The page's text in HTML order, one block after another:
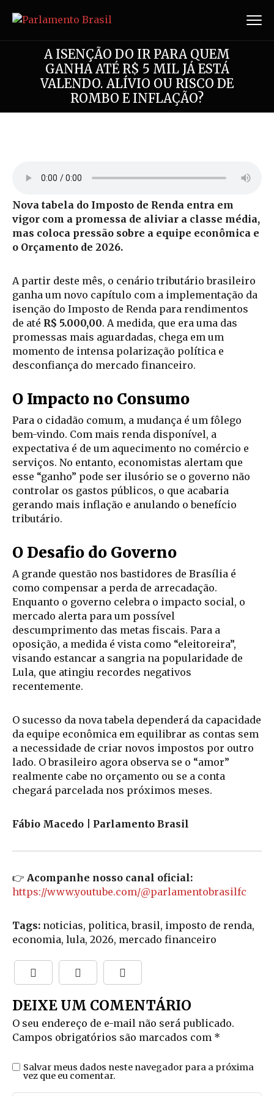
A ISENÇÃO DO IR PARA QUEM
GANHA ATÉ R$ 5 MIL JÁ ESTÁ
VALENDO. ALÍVIO OU RISCO DE
ROMBO E INFLAÇÃO?
Nova tabela do Imposto de Renda entra em
vigor com a promessa de aliviar a classe média,
mas coloca pressão sobre a equipe econômica e
o Orçamento de 2026.
A partir deste mês, o cenário tributário brasileiro
ganha um novo capítulo com a implementação da
isenção do Imposto de Renda para rendimentos
de até R$ 5.000,00. A medida, que era uma das
promessas mais aguardadas, chega em um
momento de intensa polarização política e
desconfiança do mercado financeiro.
O Impacto no Consumo
Para o cidadão comum, a mudança é um fôlego
bem-vindo. Com mais renda disponível, a
expectativa é de um aquecimento no comércio e
serviços. No entanto, economistas alertam que
esse “ganho” pode ser ilusório se o governo não
controlar os gastos públicos, o que acabaria
gerando mais inflação e anulando o benefício
tributário.
O Desafio do Governo
A grande questão nos bastidores de Brasília é
como compensar a perda de arrecadação.
Enquanto o governo celebra o impacto social, o
mercado alerta para um possível
descumprimento das metas fiscais. Para a
oposição, a medida é vista como “eleitoreira”,
visando estancar a sangria na popularidade de
Lula, que atingiu recordes negativos
recentemente.
O sucesso da nova tabela dependerá da capacidade
da equipe econômica em equilibrar as contas sem
a necessidade de criar novos impostos por outro
lado. O brasileiro agora observa se o “amor”
realmente cabe no orçamento ou se a conta
chegará parcelada nos próximos meses.
Fábio Macedo | Parlamento Brasil
👉 Acompanhe nosso canal oficial:
https://www.youtube.com/@parlamentobrasilfc
Tags: noticias, politica, brasil, imposto de renda,
economia, lula, 2026, mercado financeiro
DEIXE UM COMENTÁRIO
O seu endereço de e-mail não será publicado.
Campos obrigatórios são marcados com *
Salvar meus dados neste navegador para a próxima
vez que eu comentar.